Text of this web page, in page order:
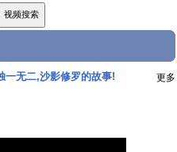
一无二,沙影修罗的故事! 更多